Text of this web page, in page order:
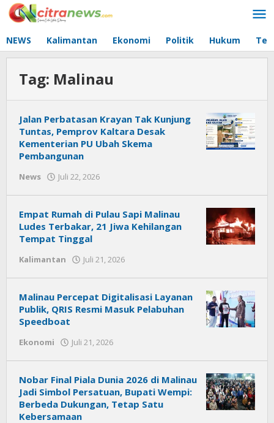
Lewati
ke
NEWS Kalimantan Ekonomi Politik Hukum
Tag: Malinau
Jalan Perbatasan Krayan Tak Kunjung
Tuntas, Pemprov Kaltara Desak
Kementerian PU Ubah Skema
Pembangunan
News Juli 22, 2026
Empat Rumah di Pulau Sapi Malinau
Ludes Terbakar, 21 Jiwa Kehilangan
Tempat Tinggal
Kalimantan Juli 21, 2026
Malinau Percepat Digitalisasi Layanan
Publik, QRIS Resmi Masuk Pelabuhan
Speedboat
Ekonomi Juli 21, 2026
Nobar Final Piala Dunia 2026 di Malinau
Jadi Simbol Persatuan, Bupati Wempi:
Berbeda Dukungan, Tetap Satu
Kebersamaan